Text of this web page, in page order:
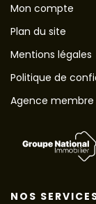
Mon compte
Plan du site
Mentions légales
Politique de
Agence membre
NOS